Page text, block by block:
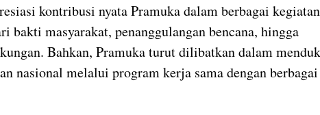
kontribusi nyata Pramuka dalam berbagai kegiatan
bakti masyarakat, penanggulangan bencana, hingga
Bahkan, Pramuka turut dilibatkan dalam
nasional melalui program kerja sama dengan berbagai